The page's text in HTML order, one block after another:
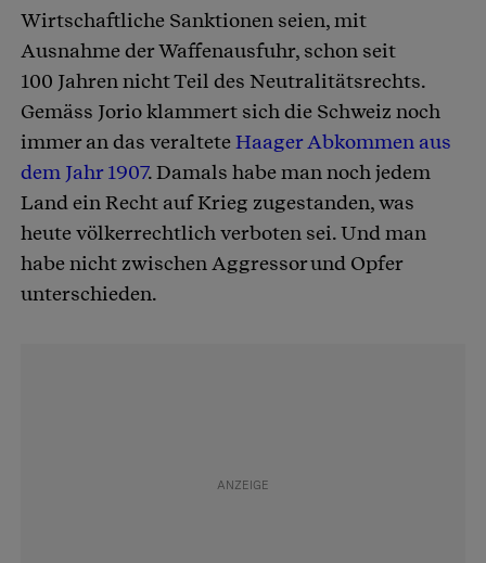
Wirtschaftliche Sanktionen seien, mit
Ausnahme der Waffenausfuhr, schon seit
100 Jahren nicht Teil des Neutralitätsrechts.
Gemäss Jorio klammert sich die Schweiz noch
immer an das veralteteHaager Abkommen aus
dem Jahr 1907. Damals habe man noch jedem
Land ein Recht auf Krieg zugestanden, was
heute völkerrechtlich verboten sei. Und man
habe nicht zwischen Aggressor und Opfer
unterschieden.